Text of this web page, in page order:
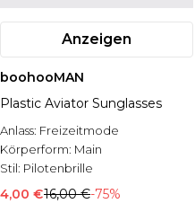
Anzeigen
boohooMAN
Plastic Aviator Sunglasses
Anlass: Freizeitmode
Körperform: Main
Stil: Pilotenbrille
4,00 €16,00 €-75%